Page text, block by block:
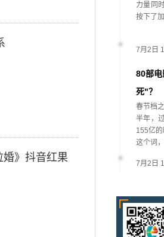
》抖音红果
力量同
按下了加
7月2日
80部
死"？
春节档
半年，
155亿
这个词
7月2日
路
2025年
71%，